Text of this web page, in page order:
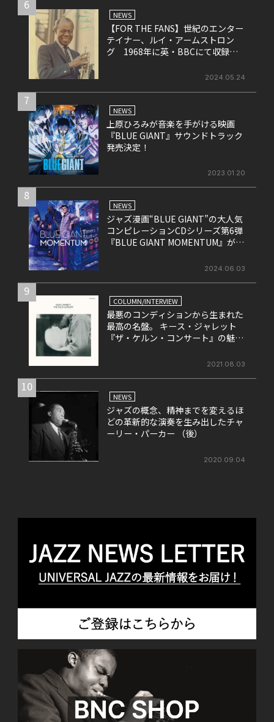
6
NEWS
【FOR THE FANS】世紀のエンター
テイナー、ルイ・アームストロン
グ 1968年に英・BBCにて収録さ
2024.05.24
7
NEWS
上原ひろみが音楽を手がける映画
『BLUE GIANT』サウンドトラック
発売決定！
2023.01.20
8
NEWS
ジャズ漫画“BLUE GIANT”の大人気
コンピレーションCDシリーズ第6弾
『BLUE GIANT MOMENTUM』が6
2024.06.03
9
COLUMN/INTERVIEW
最悪のコンディションから生まれた
最高の名盤。 キース・ジャレット
『ザ・ケルン・コンサート』の魅力
2021.08.03
10
NEWS
ジャズの概念、精神までを変えるほ
どの革新的な演奏を生み出したチャ
ーリー・パーカー （後）
2020.09.04